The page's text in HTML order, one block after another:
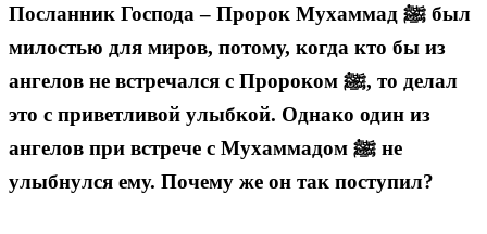
Посланник Господа – Пророк Мухаммад ﷺ был
милостью для миров, потому, когда кто бы из
ангелов не встречался с Пророком ﷺ, то делал
это с приветливой улыбкой. Однако один из
ангелов при встрече с Мухаммадом ﷺ не
улыбнулся ему. Почему же он так поступил?